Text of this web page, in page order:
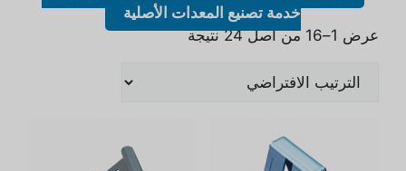
خدمة تصنيع المعدات الأصلية
عرض 1–16 من أصل 24 نتيجة